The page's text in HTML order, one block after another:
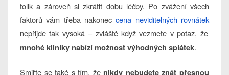
tolik a zároveň si zkrátit dobu léčby. Po zvážení všech
faktorů vám třeba nakoneccena neviditelných rovnátek
nepřijde tak vysoká – zvláště když vezmete v potaz, že
mnohé kliniky nabízí možnost výhodných splátek.
Smiřte se také s tím, že